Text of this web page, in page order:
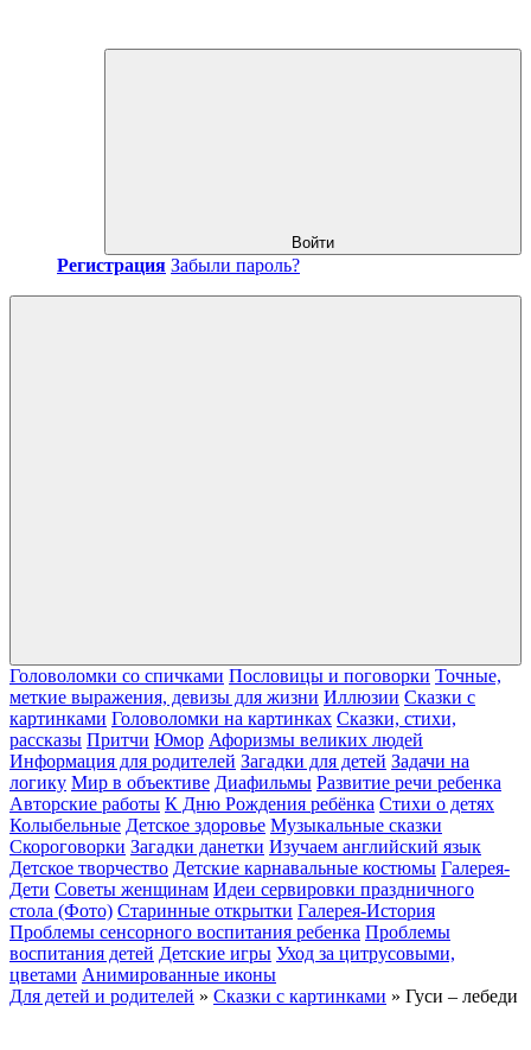
Войти
Регистрация Забыли пароль?
Головоломки со спичками Пословицы и поговорки Точные,
меткие выражения, девизы для жизни Иллюзии Сказки с
картинками Головоломки на картинках Сказки, стихи,
рассказы Притчи Юмор Афоризмы великих людей
Информация для родителей Загадки для детей Задачи на
логику Мир в объективе Диафильмы Развитие речи ребенка
Авторские работы К Дню Рождения ребёнка Cтихи о детях
Колыбельные Детское здоровье Музыкальные сказки
Скороговорки Загадки данетки Изучаем английский язык
Детское творчество Детские карнавальные костюмы Галерея-
Дети Cоветы женщинам Идеи сервировки праздничного
стола (Фото) Старинные открытки Галерея-История
Проблемы сенсорного воспитания ребенка Проблемы
воспитания детей Детские игры Уход за цитрусовыми,
цветами Анимированные иконы
Для детей и родителей » Сказки с картинками » Гуси – лебеди